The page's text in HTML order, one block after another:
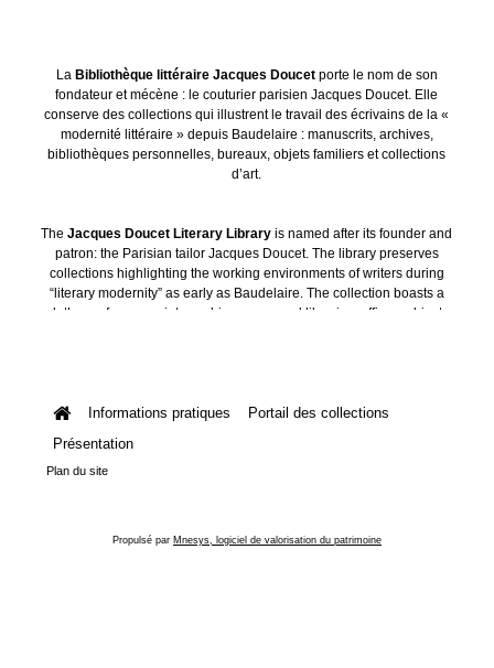
La Bibliothèque littéraire Jacques Doucetporte le nom de son
fondateur et mécène : le couturier parisien Jacques Doucet. Elle
conserve des collections qui illustrent le travail des écrivains de la «
modernité littéraire » depuis Baudelaire : manuscrits, archives,
bibliothèques personnelles, bureaux, objets familiers et collections
d’art.
TheJacques Doucet Literary Library is named after its founder and
patron: the Parisian tailor Jacques Doucet. The library preserves
collections highlighting the working environments of writers during
“literary modernity” as early as Baudelaire. The collection boasts a
plethora of manuscripts, archives, personal libraries, offices, objects
Informations pratiques
Portail des collections
Présentation
Plan du site
Propulsé par Mnesys, logiciel de valorisation du patrimoine